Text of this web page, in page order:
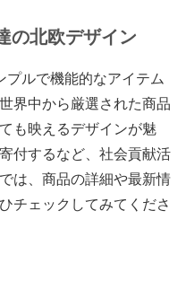
の北欧デザイン
プルで機能的なアイテム
界中から厳選された商品
も映えるデザインが魅
付するなど、社会貢献活
は、商品の詳細や最新情
チェックしてみてくださ